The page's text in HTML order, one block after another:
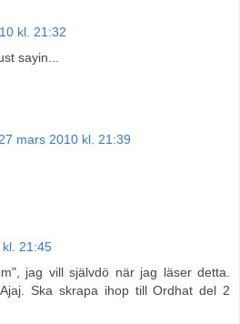
kl. 21:32
sayin...
27 mars 2010 kl. 21:39
21:45
jag vill självdö när jag läser detta.
Ska skrapa ihop till Ordhat del 2